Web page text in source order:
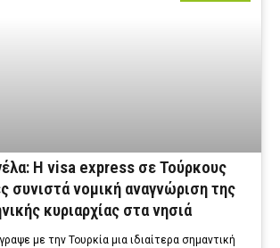
Η visa express σε Τούρκους
συνιστά νομική αναγνώριση της
κυριαρχίας στα νησιά
με την Τουρκία μια ιδιαίτερα σημαντική